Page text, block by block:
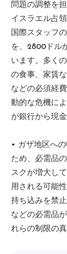
問題の調整を
イスラエル占
国際スタッフ
を、2800ドル
います。多く
の食事、家賃
などの必須経
動的な危機に
が銀行から現
• ガザ地区へ
ため、必需品
スクが増大し
用される可能
持ち込みを禁
などの必需品
れらの制限の